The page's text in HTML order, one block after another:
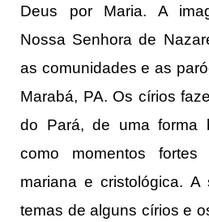
Deus por Maria. A
Nossa Senhora de
as comunidades e as
Marabá, PA. Os círios
do Pará, de uma forma
como momentos fortes
mariana e cristológica. A
temas de alguns círios e